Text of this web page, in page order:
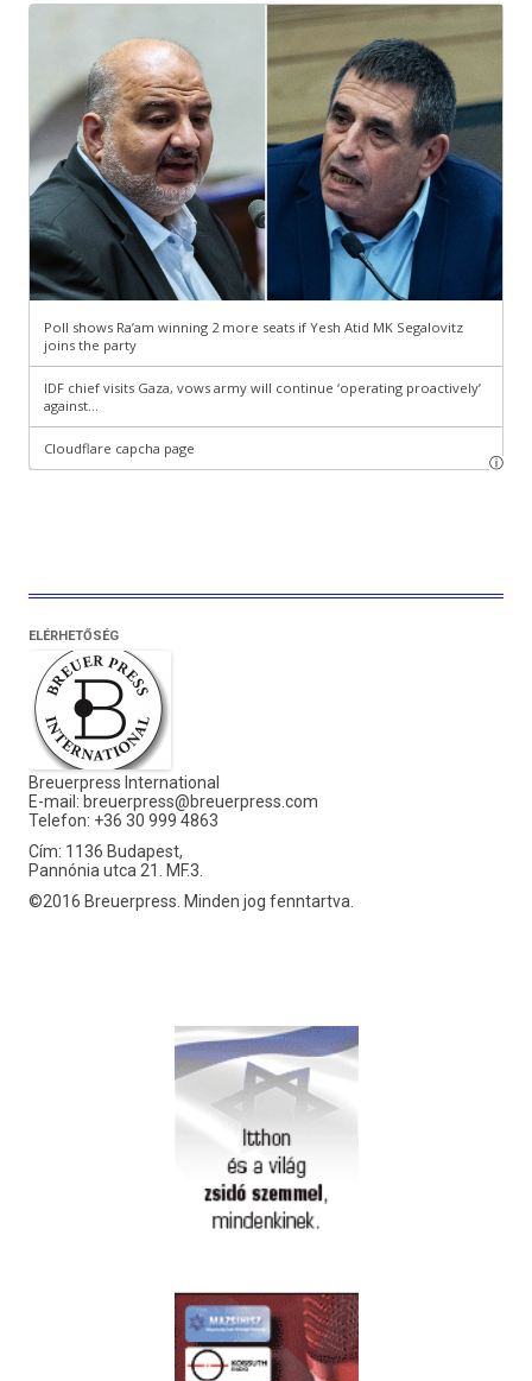
ELÉRHETŐSÉG
Breuerpress International
E-mail: breuerpress@breuerpress.com
Telefon: +36 30 999 4863
Cím: 1136 Budapest,
Pannónia utca 21. MF.3.
©2016 Breuerpress. Minden jog fenntartva.